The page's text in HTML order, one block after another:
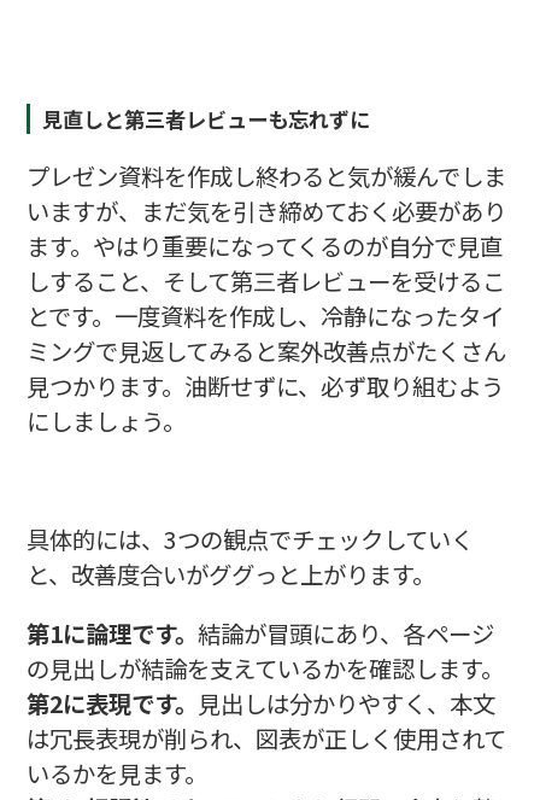
見直しと第三者レビューも忘れずに
プレゼン資料を作成し終わると気が緩んでしま
いますが、まだ気を引き締めておく必要があり
ます。やはり重要になってくるのが自分で見直
しすること、そして第三者レビューを受けるこ
とです。一度資料を作成し、冷静になったタイ
ミングで見返してみると案外改善点がたくさん
見つかります。油断せずに、必ず取り組むよう
にしましょう。
具体的には、3つの観点でチェックしていく
と、改善度合いがググっと上がります。
第1に論理です。 結論が冒頭にあり、各ページ
の見出しが結論を支えているかを確認します。
第2に表現です。 見出しは分かりやすく、本文
は冗長表現が削られ、図表が正しく使用されて
いるかを見ます。